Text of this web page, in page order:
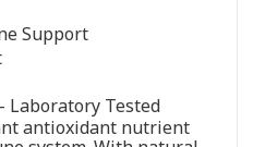
Support
Laboratory Tested
antioxidant nutrient